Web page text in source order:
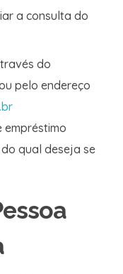
a consulta do
do
pelo endereço
empréstimo
qual deseja se